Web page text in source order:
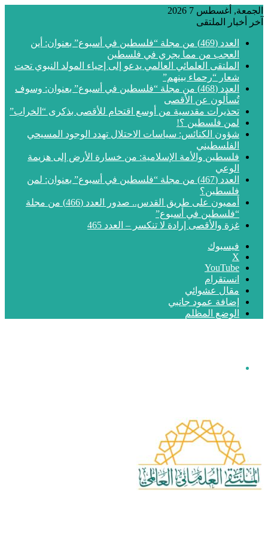
الجمعة, أغسطس 7 2026
آخر أخبار الملتقى
العدد (469) من مجلة “فلسطين في أسبوع” بعنوان: أين
العجب من مما يجري في فلسطين
الملتقى العلمائي العالمي يدعو إلى إحياء المولد النبوي تحت
شعار “رحماء بينهم”
العدد (468) من مجلة “فلسطين في أسبوع” بعنوان: وسوف
تُسألون عن الأقصى
تحذيرات مقدسية من أوسع اقتحام للأقصى بذكرى “الخراب”
لمن فلسطين ؟!
شؤون الكنائس: سياسات الاحتلال تهدد الوجود المسيحي
الفلسطيني
فلسطين والأمة الإسلامية: من خسارة الأرض إلى هزيمة
الوعي
العدد (467) من مجلة “فلسطين في أسبوع” بعنوان: لمن
فلسطين؟
أمميون على طريق القدس.. صدور العدد (466) من مجلة
“فلسطين في أسبوع”
غزة والأقصى إرادة لا تنكسر – العدد 465
فيسبوك
‫X
‫YouTube
انستقرام
مقال عشوائي
إضافة عمود جانبي
الوضع المظلم